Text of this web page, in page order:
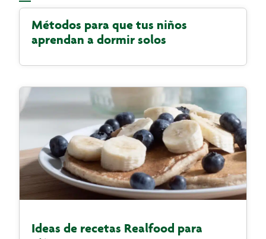
Métodos para que tus niños
aprendan a dormir solos
Ideas de recetas Realfood para